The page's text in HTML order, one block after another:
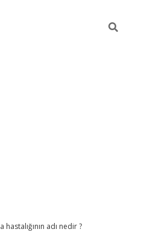
adı nedir ?